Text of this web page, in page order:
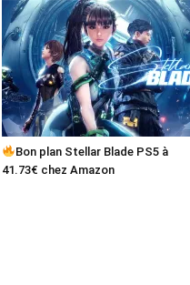
Bon plan Stellar Blade PS5 à
41.73€ chez Amazon